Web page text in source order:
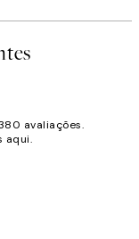
avaliações.
aqui.